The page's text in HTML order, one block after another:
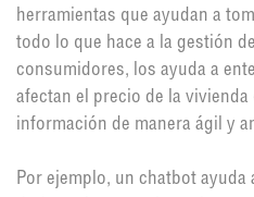
herramientas que ayudan a
todo lo que hace a la gestión
consumidores, los ayuda a
afectan el precio de la
información de manera ágil y
Por ejemplo, un chatbot ayuda